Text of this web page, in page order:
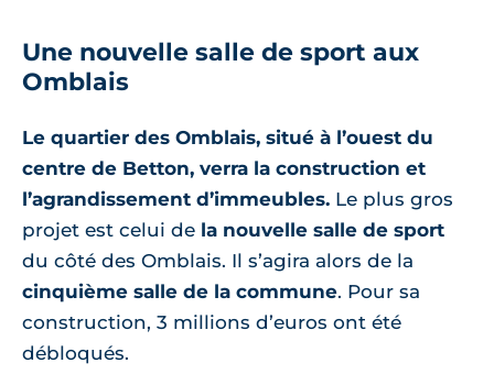
Une nouvelle salle de sport aux
Omblais
Le quartier des Omblais, situé à l’ouest du
centre de Betton, verra la construction et
l’agrandissement d’immeubles. Le plus gros
projet est celui de la nouvelle salle de sport
du côté des Omblais. Il s’agira alors de la
cinquième salle de la commune. Pour sa
construction, 3 millions d’euros ont été
débloqués.